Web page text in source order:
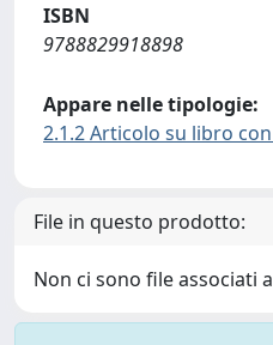
ISBN
9788829918898
Appare nelle tipologie:
2.1.2 Articolo su libro con
File in questo prodotto:
Non ci sono file associati